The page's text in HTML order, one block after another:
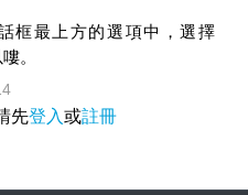
框最上方的選項中，選擇
。
先登入或註冊